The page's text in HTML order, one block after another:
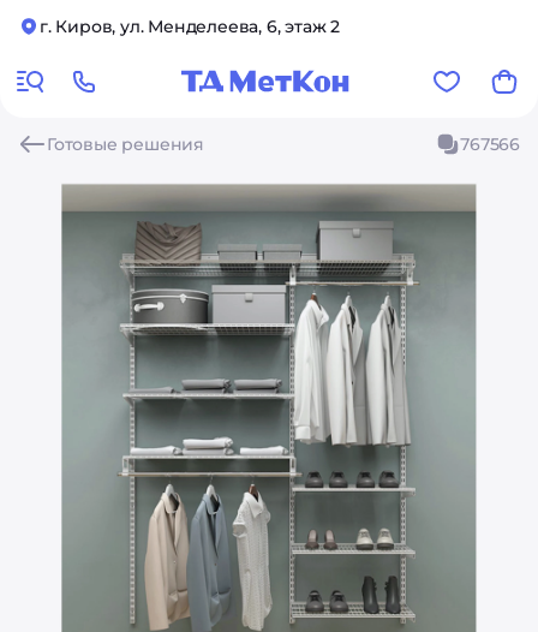
г. Киров, ул. Менделеева, 6, этаж 2
Готовые решения 767566